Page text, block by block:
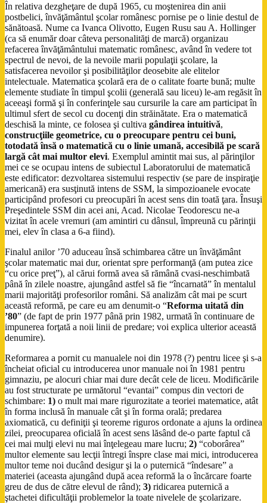
În relativa dezgheţare de după 1965, cu moştenirea din anii
postbelici, învăţământul şcolar românesc pornise pe o linie destul de
sănătoasă. Nume ca Ivanca Olivotto, Eugen Rusu sau A. Hollinger
(ca să enumăr doar câteva personalităţi de marcă) organizau
refacerea învăţământului matematic românesc, având în vedere tot
spectrul de nevoi, de la nevoile marii populaţii şcolare, la
satisfacerea nevoilor şi posibilităţilor deosebite ale elitelor
intelectuale. Matematica şcolară era de o calitate foarte bună; multe
elemente studiate în timpul şcolii (generală sau liceu) le-am regăsit în
aceeaşi formă şi în conferinţele sau cursurile la care am participat în
ultimul sfert de secol cu docenţi din străinătate. Era o matematică
deschisă la minte, ce folosea şi cultiva gândirea intuitivă,
construcţiile geometrice, cu o preocupare pentru cei buni,
totodată însă o matematică cu o linie umană, accesibilă pe scară
largă cât mai multor elevi. Exemplul amintit mai sus, al părinţilor
mei ce se ocupau intens de subiectul Laboratorului de matematică
este edificator: dezvoltarea sistemului respectiv (se pare de inspiraţie
americană) era susţinută intens de SSM, la simpozioanele evocate
participând profesori cu preocupări în acest sens din toată ţara. Însuşi
Preşedintele SSM din acei ani, Acad. Nicolae Teodorescu ne-a
vizitat în acele vremuri (am amintiri cu dânsul, împreună cu părinţii
mei, elev în clasa a 6-a fiind).
Finalul anilor ’70 aduceau însă schimbarea către un învăţământ
şcolar matematic mai dur, orientat spre performanţă (am putea zice
“cu orice preţ”), al cărui formă avea să rămână cvasi-neschimbată
până în zilele noastre, ajungând astfel să fie “încarnată” în mentalul
marii majorităţi profesorilor români. Să analizăm cât mai pe scurt
această reformă, pe care eu am denumit-o “Reforma uitată din
’80” (de fapt de prin 1977 până prin 1982, urmată în continuare de
impunerea forţată a noii linii de predare; voi explica ulterior această
denumire).
Reformarea a pornit cu manualele noi din 1978 (?) pentru licee şi s-a
încheiat oficial cu introducerea unor manuale noi în 1981 pentru
gimnaziu, pe alocuri chiar mai dure decât cele de liceu. Modificările
au fost structurate pe următorul “evantai” compus din vectori de
schimbare: 1) o mult mai mare rigurozitate a teoriei matematice, atât
în forma inclusă în manuale cât şi în forma orală; predarea
axiomatică, cu definiţii şi teoreme riguros ordonate a ajuns la ordinea
zilei, preocuparea oficială în acest sens lăsând de-o parte faptul că
cei mai mulţi elevi nu mai înţelegeau mare lucru; 2) “coborârea”
multor elemente sau lecţii întregi înspre clase mai mici, introducerea
multor teme noi ducând desigur şi la o puternică “îndesare” a
materiei (aceasta ajungând după acea reformă la o încărcare foarte
greu de dus de către elevul de rând); 3) ridicarea puternică a
ştachetei dificultăţii problemelor la toate nivelele de şcolarizare.